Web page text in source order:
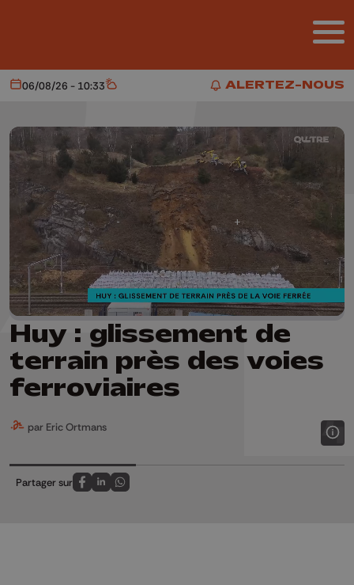
ALERTEZ-NOUS
ALERTEZ-NOUS
Aujourd'hui
06/08/26 - 10:33 Météo
Huy : glissement de
terrain près des voies
ferroviaires
par Eric Ortmans
Partager sur
Partagez sur FaceBook
Partagez sur LinkedIn
Partagez sur Whatsapp